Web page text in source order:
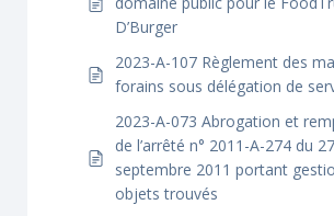
D’Burger
2023-A-107 Règlement des
forains sous délégation de
2023-A-073 Abrogation et
de l’arrêté n° 2011-A-274 du 27
septembre 2011 portant
objets trouvés